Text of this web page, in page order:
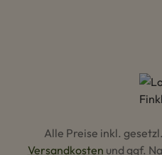
Alle Preise inkl.
Versandkosten und ggf.